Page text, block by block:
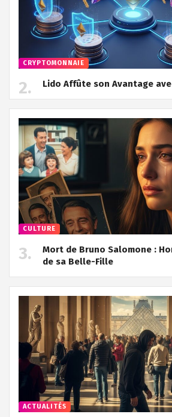
CRYPTOMONNAIE
Lido Affûte son Avantage
CULTURE
Mort de Bruno Salomone :
de sa Belle-Fille
ACTUALITÉS